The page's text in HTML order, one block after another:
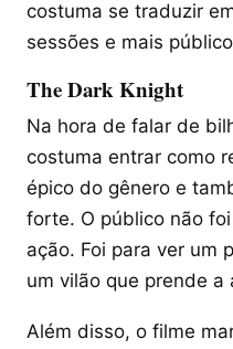
costuma se traduzir
sessões e mais
The Dark Knight
Na hora de falar de
costuma entrar como
épico do gênero e
forte. O público não
ação. Foi para ver um
um vilão que prende a
Além disso, o filme